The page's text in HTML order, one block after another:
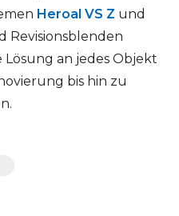
Heroal VS Z und
Revisionsblenden
an jedes Objekt
bis hin zu